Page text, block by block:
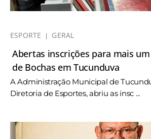
ESPORTE GERAL
Abertas inscrições para mais
de Bochas em Tucunduva
A Administração Municipal de
Diretoria de Esportes, abriu as insc ...